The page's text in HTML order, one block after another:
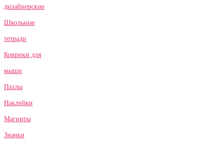
дизайнерские
Школьные
тетради
Коврики для
мыши
Пазлы
Наклейки
Магниты
Значки